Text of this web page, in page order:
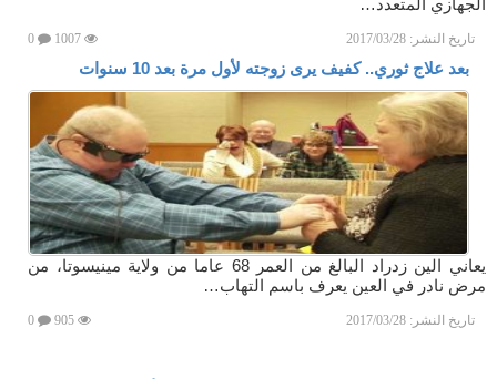
الجهازي المتعدد…
تاريخ النشر: 2017/03/28
بعد علاج ثوري.. كفيف يرى زوجته لأول مرة بعد 10 سنوات
يعاني الين زدراد البالغ من العمر 68 عاما من ولاية مينيسوتا، من
مرض نادر في العين يعرف باسم التهاب…
تاريخ النشر: 2017/03/28